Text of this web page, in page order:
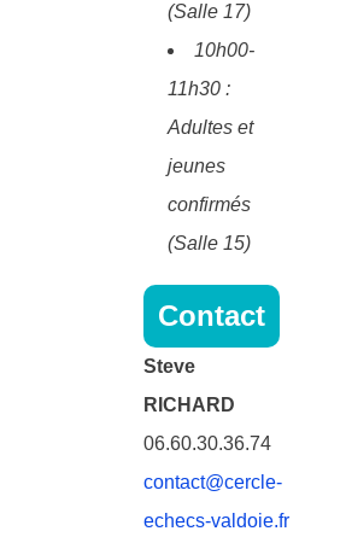
(Salle 17)
10h00-
11h30 :
Adultes et
jeunes
confirmés
(Salle 15)
Contact
Steve
RICHARD
06.60.30.36.74
contact@cercle-
echecs-valdoie.fr